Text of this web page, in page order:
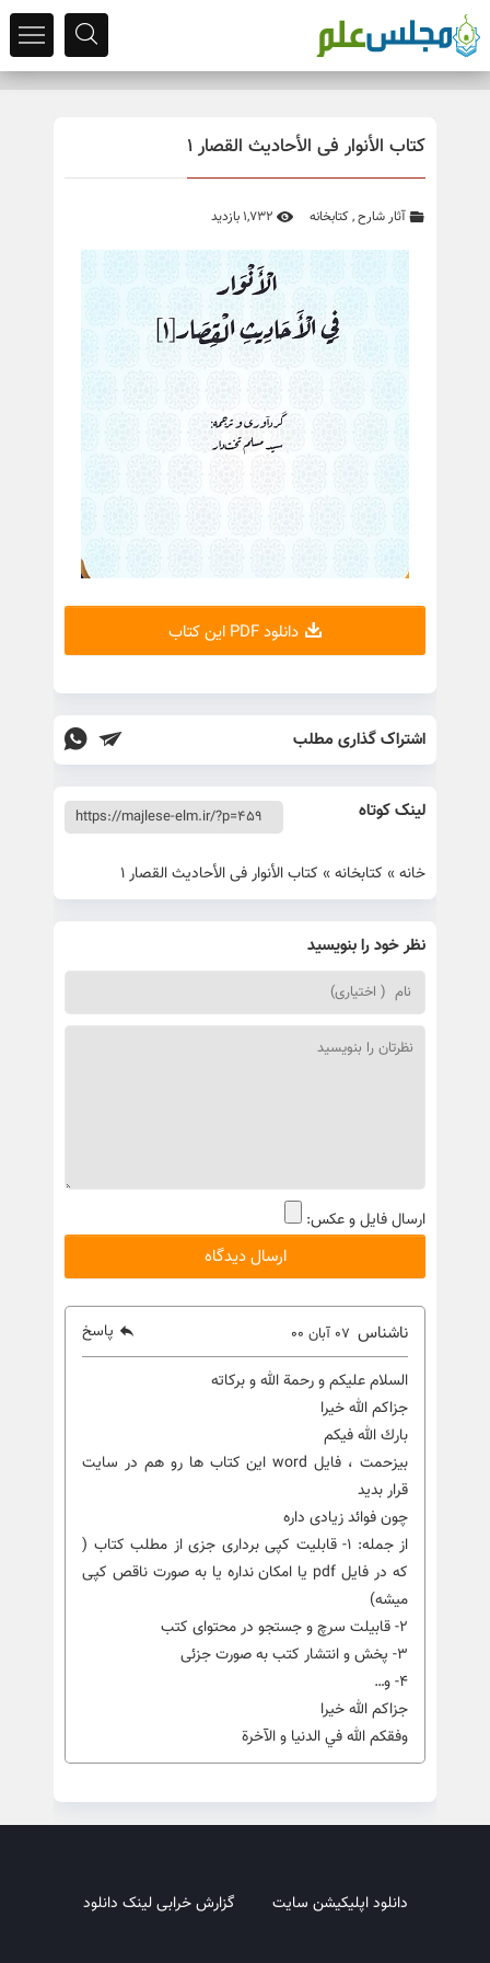
کتاب الأنوار فی الأحادیث القصار 1
آثار شارح,کتابخانه
دانلود PDF این کتاب
اشتراک گذاری مطلب
لینک کوتاه
خانه» کتابخانه» کتاب الأنوار فی الأحادیث القصار 1
نظر خود را بنویسید
ارسال فایل و عکس:
ناشناس 07 آبان 00 پاسخ
السلام عليكم و رحمة الله و برکاته
جزاکم الله خیرا
بارك الله فيكم
بیزحمت ، فایل word این کتاب ها رو هم در سایت
قرار بدید
چون فوائد زیادی داره
از جمله: ۱- قابلیت کپی برداری جزی از مطلب کتاب (
که در فایل pdf یا امکان نداره یا به صورت ناقص کپی
میشه)
۲- قابیلت سرچ و جستجو در محتوای کتب
۳- پخش و انتشار کتب به صورت جزئی
۴- و…
جزاکم الله خیرا
وفقكم الله في الدنيا و الآخرة
دانلود اپلیکیشن سایت گزارش خرابی لینک دانلود